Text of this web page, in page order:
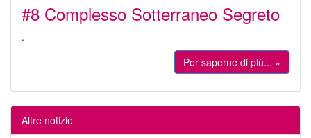
#8 Complesso Sotterraneo Segreto
.
Per saperne di più... »
Altre notizie